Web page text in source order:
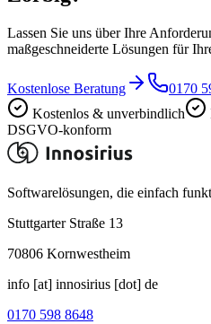
Lassen Sie uns über Ihre
maßgeschneiderte Lösungen für
Kostenlose Beratung
0170
Kostenlos & unverbindlich
DSGVO-konform
Softwarelösungen, die einfach
Stuttgarter Straße 13
70806 Kornwestheim
info [at] innosirius [dot] de
0170 598 8648